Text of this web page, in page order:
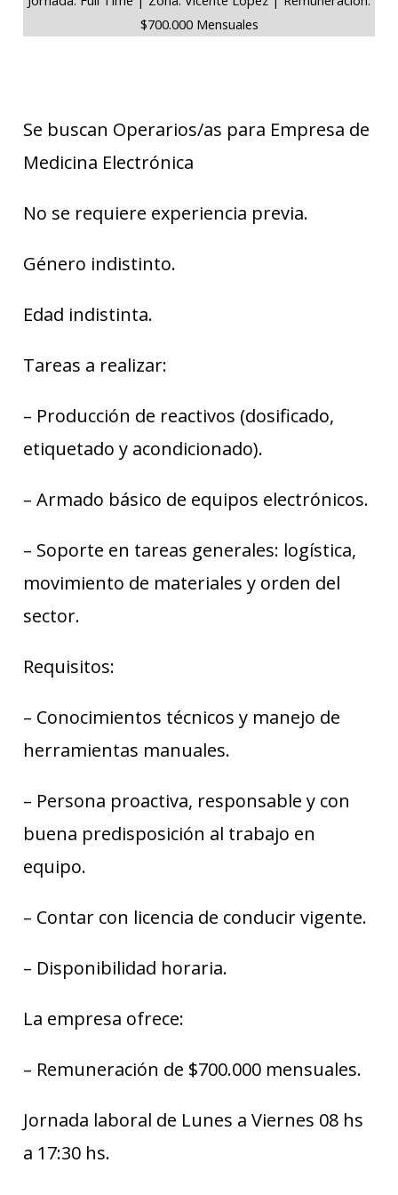
$700.000 Mensuales
Se buscan Operarios/as para Empresa de
Medicina Electrónica
No se requiere experiencia previa.
Género indistinto.
Edad indistinta.
Tareas a realizar:
– Producción de reactivos (dosificado,
etiquetado y acondicionado).
– Armado básico de equipos electrónicos.
– Soporte en tareas generales: logística,
movimiento de materiales y orden del
sector.
Requisitos:
– Conocimientos técnicos y manejo de
herramientas manuales.
– Persona proactiva, responsable y con
buena predisposición al trabajo en
equipo.
– Contar con licencia de conducir vigente.
– Disponibilidad horaria.
La empresa ofrece:
– Remuneración de $700.000 mensuales.
Jornada laboral de Lunes a Viernes 08 hs
a 17:30 hs.